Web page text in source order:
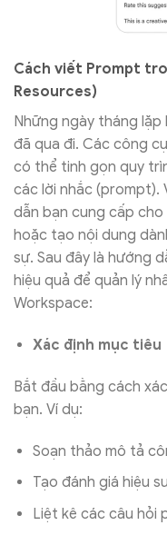
Cách viết Prompt
Resources)
Những ngày tháng lặp
đã qua đi. Các công
có thể tinh gọn quy
các lời nhắc (prompt).
dẫn bạn cung cấp
hoặc tạo nội dung
sự. Sau đây là hướng
hiệu quả để quản lý
Workspace:
Xác định mục tiêu
Bắt đầu bằng cách
bạn. Ví dụ:
Soạn thảo mô tả
Tạo đánh giá hiệu
Liệt kê các câu hỏi